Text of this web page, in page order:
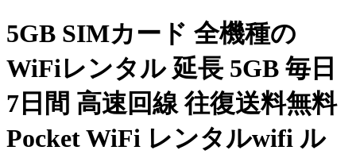
5GB SIMカード 全機種の
WiFiレンタル 延長 5GB 毎日
7日間 高速回線 往復送料無料
Pocket WiFi レンタルwifi ル